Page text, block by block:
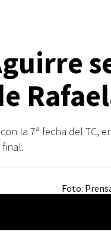
la 7ª fecha del TC,